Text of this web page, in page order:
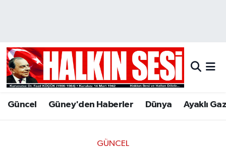
Güncel Güney'den Haberler Dünya Ayaklı
GÜNCEL
Hava Durumu
Trafik Durumu